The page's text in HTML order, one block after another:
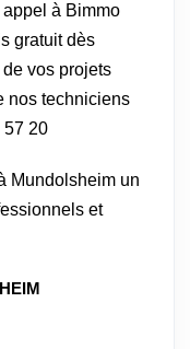
à Bimmo
gratuit dès
vos projets
nos techniciens
57 20
Mundolsheim un
et